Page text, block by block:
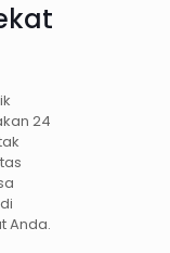
24
Anda.